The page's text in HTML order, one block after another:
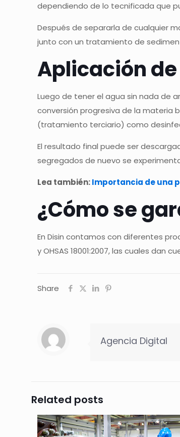
dependiendo de lo tecnificada que
Después de separarla de cualquier
junto con un tratamiento de
Aplicación
Luego de tener el agua sin nada de
conversión progresiva de la materia
(tratamiento terciario) como
El resultado final puede ser
segregados de nuevo se
Lea también:Importancia de una
¿Cómo se
En Disin contamos con diferentes
y OHSAS 18001:2007, las cuales
Share
Agencia Digital
Related posts